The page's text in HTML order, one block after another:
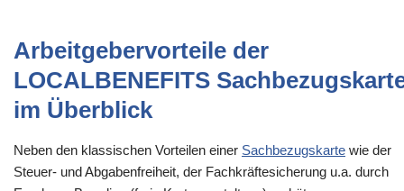
Arbeitgebervorteile der
LOCALBENEFITS
im Überblick
Neben den klassischen Vorteilen einer Sachbezugskarte wie der
Steuer- und Abgabenfreiheit, der Fachkräftesicherung u.a. durch